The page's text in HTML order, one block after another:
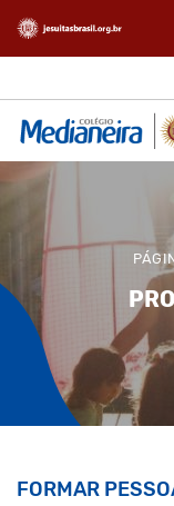
FORMAR